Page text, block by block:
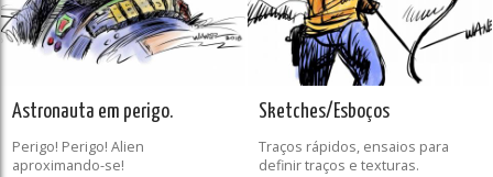
Astronauta em perigo.
Perigo! Perigo! Alien
aproximando-se!
Sketches/Esboços
Traços rápidos, ensaios para
definir traços e texturas.